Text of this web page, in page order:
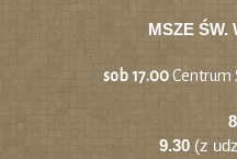
MSZE ŚW.
sob 17.00Centrum
9.30(z